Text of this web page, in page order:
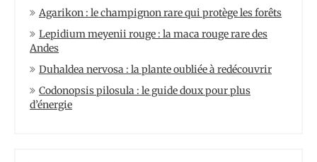
Agarikon : le champignon rare qui protège les forêts
Lepidium meyenii rouge : la maca rouge rare des
Andes
Duhaldea nervosa : la plante oubliée à redécouvrir
Codonopsis pilosula : le guide doux pour plus
d’énergie